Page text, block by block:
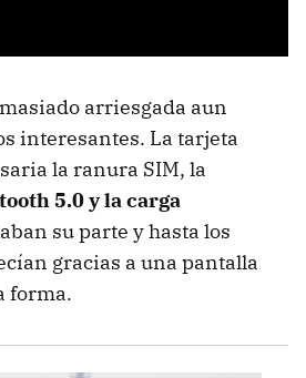
arriesgada aun
interesantes. La tarjeta
la ranura SIM, la
5.0 y la carga
su parte y hasta los
gracias a una pantalla
forma.